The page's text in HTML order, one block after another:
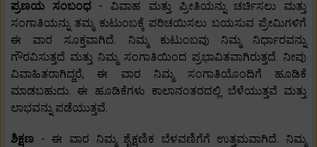
ಪ್ರಣಯ ಸಂಬಂಧ - ವಿವಾಹ ಮತ್ತು ಪ್ರೀತಿಯನ್ನು ಚರ್ಚಿಸಲು ಮತ್ತು
ಸಂಗಾತಿಯನ್ನು ತಮ್ಮ ಕುಟುಂಬಕ್ಕೆ ಪರಿಚಯಿಸಲು ಬಯಸುವ ಪ್ರೇಮಿಗಳಿಗೆ
ಈ ವಾರ ಸೂಕ್ತವಾಗಿದೆ. ನಿಮ್ಮ ಕುಟುಂಬವು ನಿಮ್ಮ ನಿರ್ಧಾರವನ್ನು
ಗೌರವಿಸುತ್ತದೆ ಮತ್ತು ನಿಮ್ಮ ಸಂಗಾತಿಯಿಂದ ಪ್ರಭಾವಿತವಾಗಿರುತ್ತದೆ. ನೀವು
ವಿವಾಹಿತರಾಗಿದ್ದರೆ, ಈ ವಾರ ನಿಮ್ಮ ಸಂಗಾತಿಯೊಂದಿಗೆ ಹೂಡಿಕೆ
ಮಾಡಬಹುದು. ಈ ಹೂಡಿಕೆಗಳು ಕಾಲಾನಂತರದಲ್ಲಿ ಬೆಳೆಯುತ್ತವೆ ಮತ್ತು
ಲಾಭವನ್ನು ಪಡೆಯುತ್ತವೆ.
ಶಿಕ್ಷಣ - ಈ ವಾರ ನಿಮ್ಮ ಶೈಕ್ಷಣಿಕ ಬೆಳವಣಿಗೆಗೆ ಉತ್ತಮವಾಗಿದೆ. ನಿಮ್ಮ